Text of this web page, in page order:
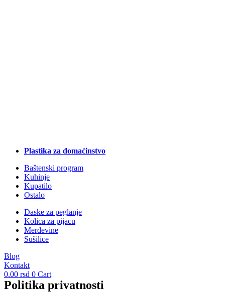
Plastika za domaćinstvo
Baštenski program
Kuhinje
Kupatilo
Ostalo
Daske za peglanje
Kolica za pijacu
Merdevine
Sušilice
Blog
Kontakt
0.00 rsd 0 Cart
Politika privatnosti